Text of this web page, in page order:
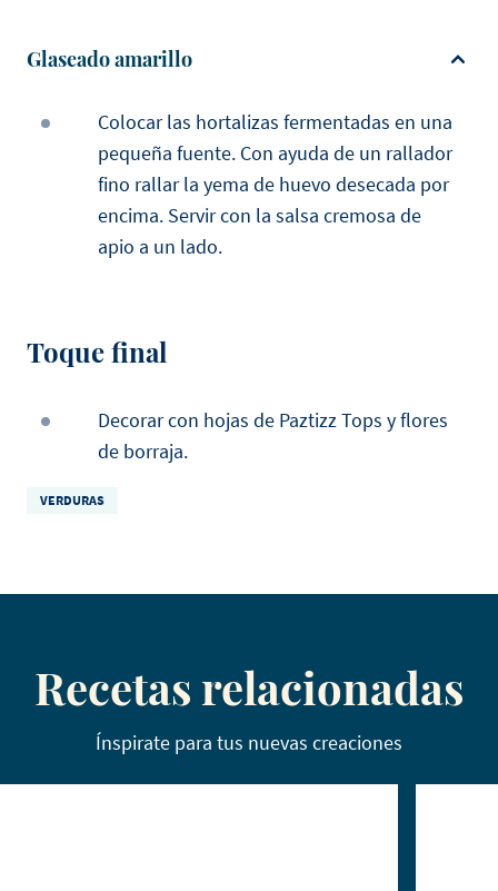
Glaseado amarillo
Colocar las hortalizas fermentadas en una
pequeña fuente. Con ayuda de un rallador
fino rallar la yema de huevo desecada por
encima. Servir con la salsa cremosa de
apio a un lado.
Toque final
Decorar con hojas de Paztizz Tops y flores
de borraja.
VERDURAS
Recetas relacionadas
Ínspirate para tus nuevas creaciones